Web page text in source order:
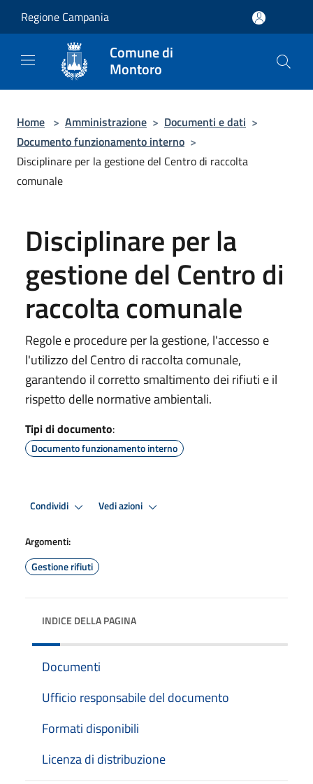
Regione Campania
Comune di
Montoro
Home > Amministrazione > Documenti e dati >
Documento funzionamento interno >
Disciplinare per la gestione del Centro di raccolta
comunale
Disciplinare per la
gestione del Centro di
raccolta comunale
Regole e procedure per la gestione, l'accesso e
l'utilizzo del Centro di raccolta comunale,
garantendo il corretto smaltimento dei rifiuti e il
rispetto delle normative ambientali.
Tipi di documento:
Documento funzionamento interno
Condividi Vedi azioni
Argomenti:
Gestione rifiuti
INDICE DELLA PAGINA
Documenti
Ufficio responsabile del documento
Formati disponibili
Licenza di distribuzione